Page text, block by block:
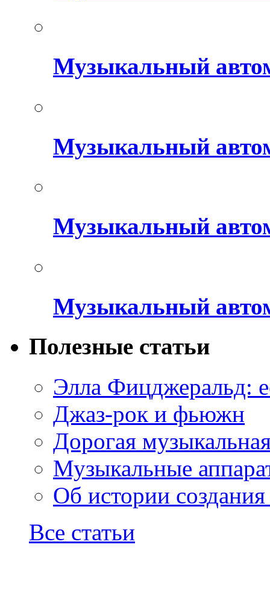
Музыкальный
Музыкальный
Музыкальный
Музыкальный
Полезные статьи
Элла Фицджеральд:
Джаз-рок и фьюжн
Дорогая
Музыкальные
Об истории
Все статьи